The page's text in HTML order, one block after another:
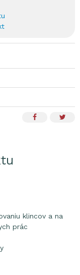
klincov a na
prác